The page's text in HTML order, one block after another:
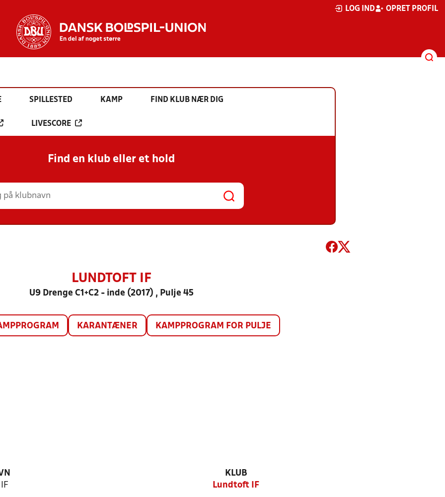
LOG IND OPRET PROFIL
SPILLESTED KAMP FIND KLUB NÆR DIG
LIVESCORE
Find en klub eller et hold
LUNDTOFT IF
U9 Drenge C1+C2 - inde (2017) , Pulje 45
KARANTÆNER KAMPPROGRAM FOR PULJE
KLUB
Lundtoft IF